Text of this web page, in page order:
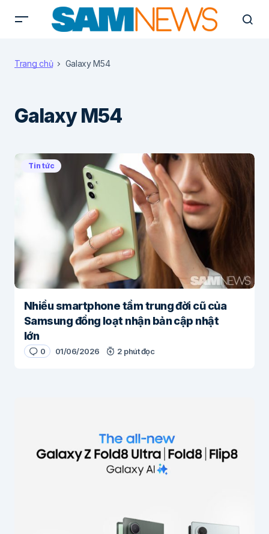
Trang chủ Galaxy M54
Galaxy M54
Tin tức
Nhiều smartphone tầm trung đời cũ của
Samsung đồng loạt nhận bản cập nhật
lớn
0 01/06/2026 2 phút đọc